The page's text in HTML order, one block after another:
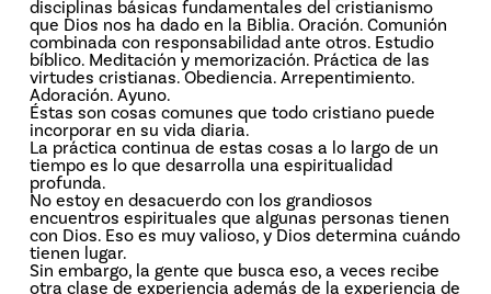
disciplinas básicas fundamentales del cristianismo
que Dios nos ha dado en la Biblia. Oración. Comunión
combinada con responsabilidad ante otros. Estudio
bíblico. Meditación y memorización. Práctica de las
virtudes cristianas. Obediencia. Arrepentimiento.
Adoración. Ayuno.
Éstas son cosas comunes que todo cristiano puede
incorporar en su vida diaria.
La práctica continua de estas cosas a lo largo de un
tiempo es lo que desarrolla una espiritualidad
profunda.
No estoy en desacuerdo con los grandiosos
encuentros espirituales que algunas personas tienen
con Dios. Eso es muy valioso, y Dios determina cuándo
tienen lugar.
Sin embargo, la gente que busca eso, a veces recibe
otra clase de experiencia además de la experiencia de